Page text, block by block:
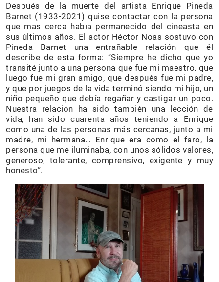
Después de la muerte del artista Enrique Pineda
Barnet (1933-2021) quise contactar con la persona
que más cerca había permanecido del cineasta en
sus últimos años. El actor Héctor Noas sostuvo con
Pineda Barnet una entrañable relación que él
describe de esta forma: “Siempre he dicho que yo
transité junto a una persona que fue mi maestro, que
luego fue mi gran amigo, que después fue mi padre,
y que por juegos de la vida terminó siendo mi hijo, un
niño pequeño que debía regañar y castigar un poco.
Nuestra relación ha sido también una lección de
vida, han sido cuarenta años teniendo a Enrique
como una de las personas más cercanas, junto a mi
madre, mi hermana… Enrique era como el faro, la
persona que me iluminaba, con unos sólidos valores,
generoso, tolerante, comprensivo, exigente y muy
honesto”.